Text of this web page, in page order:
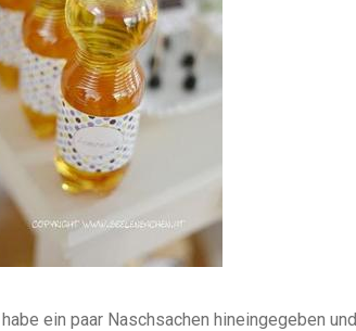
ein paar Naschsachen hineingegeben und